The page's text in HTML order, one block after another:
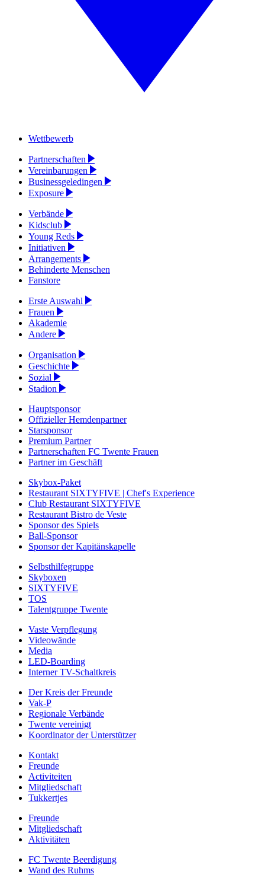
Wettbewerb
Partnerschaften
Vereinbarungen
Businessgeledingen
Exposure
Verbände
Kidsclub
Young Reds
Initiativen
Arrangements
Behinderte Menschen
Fanstore
Erste Auswahl
Frauen
Akademie
Andere
Organisation
Geschichte
Sozial
Stadion
Hauptsponsor
Offizieller Hemdenpartner
Starsponsor
Premium Partner
Partnerschaften FC Twente Frauen
Partner im Geschäft
Skybox-Paket
Restaurant SIXTYFIVE | Chef's Experience
Club Restaurant SIXTYFIVE
Restaurant Bistro de Veste
Sponsor des Spiels
Ball-Sponsor
Sponsor der Kapitänskapelle
Selbsthilfegruppe
Skyboxen
SIXTYFIVE
TOS
Talentgruppe Twente
Vaste Verpflegung
Videowände
Media
LED-Boarding
Interner TV-Schaltkreis
Der Kreis der Freunde
Vak-P
Regionale Verbände
Twente vereinigt
Koordinator der Unterstützer
Kontakt
Freunde
Activiteiten
Mitgliedschaft
Tukkertjes
Freunde
Mitgliedschaft
Aktivitäten
FC Twente Beerdigung
Wand des Ruhms